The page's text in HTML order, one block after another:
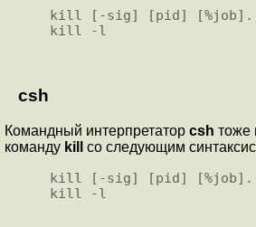
kill [-sig] [pid]
csh
Командный интерпретатор csh тоже
команду kill
со следующим
kill [-sig] [pid]